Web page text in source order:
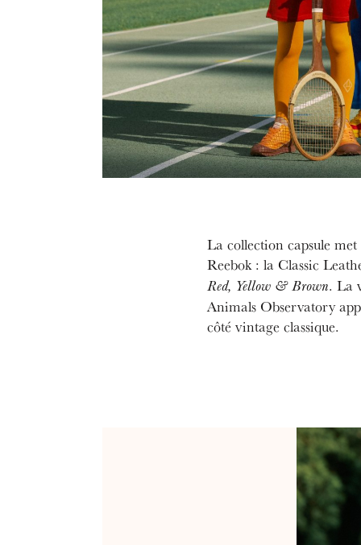
La collection capsule met
Reebok : la Classic
Red, Yellow & Brown. La
Animals Observatory
côté vintage classique.